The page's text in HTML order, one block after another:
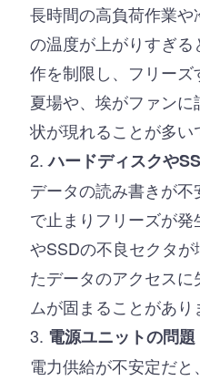
長時間の高負荷作業
の温度が上がりすぎ
作を制限し、フリー
夏場や、埃がファン
状が現れることが多い
ハードディスクや
データの読み書きが
で止まりフリーズが
やSSDの不良セクタ
たデータのアクセス
ムが固まることがあり
電源ユニットの問題
電力供給が不安定だ